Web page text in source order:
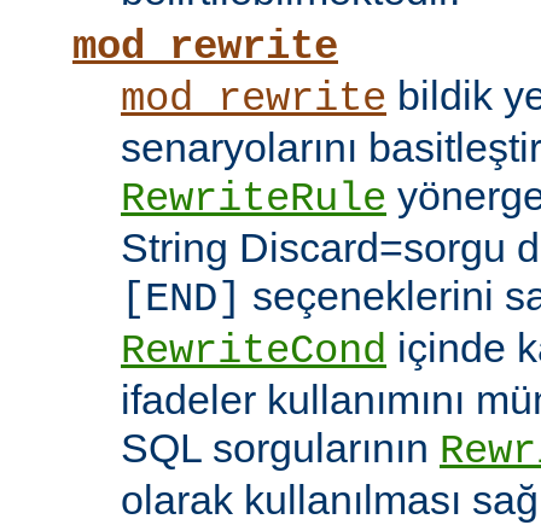
mod_rewrite
mod_rewrite bildik
senaryolarını
RewriteRule
String Discard=sorgu
[END]
seçeneklerini
RewriteCond içinde
ifadeler kullanımını
SQL sorgularının
olarak kullanılması